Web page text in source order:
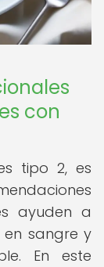
con
tipo 2, es
ayuden a
en sangre y
En este